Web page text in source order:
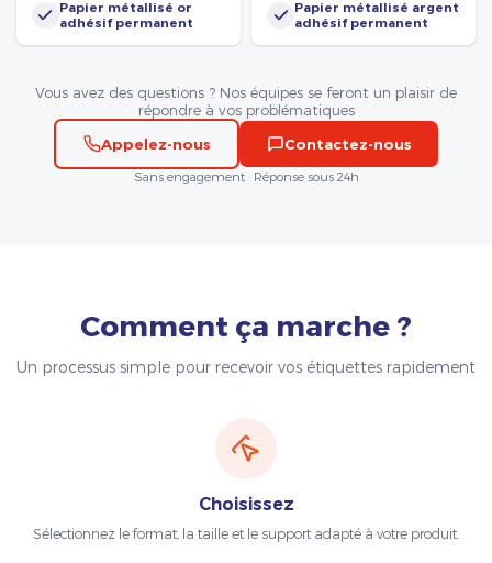
Papier métallisé or
adhésif permanent
Papier métallisé argent
adhésif permanent
Vous avez des questions ? Nos équipes se feront un plaisir de
répondre à vos problématiques
Appelez-nous
Contactez-nous
Sans engagement · Réponse sous 24h
Comment ça marche ?
Un processus simple pour recevoir vos étiquettes rapidement
Choisissez
Sélectionnez le format, la taille et le support adapté à votre produit.